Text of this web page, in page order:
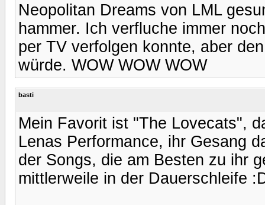
Neopolitan Dreams von LML
hammer. Ich verfluche immer
per TV verfolgen konnte, aber
würde. WOW WOW WOW
basti
Mein Favorit ist "The Lovecats",
Lenas Performance, ihr Gesang
der Songs, die am Besten zu ihr
mittlerweile in der Dauerschleife